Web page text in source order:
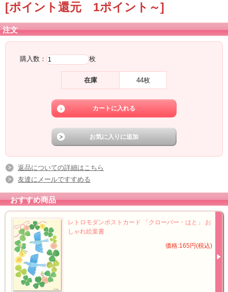
[ポイント還元 1ポイント～]
注文
購入数： 枚
在庫 44枚
返品についての詳細はこちら
友達にメールですすめる
おすすめ商品
レトロモダンポストカード 「クローバー・はと」 お
しゃれ絵葉書
価格:165円(税込)